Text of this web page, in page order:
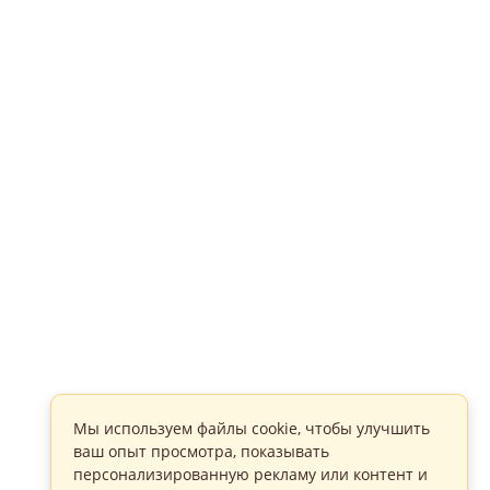
Мы используем файлы cookie, чтобы улучшить
ваш опыт просмотра, показывать
персонализированную рекламу или контент и